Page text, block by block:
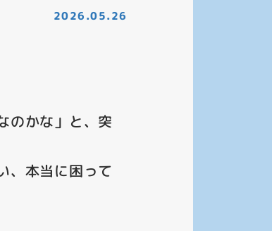
2026.05.26
のかな」と、突
、本当に困って